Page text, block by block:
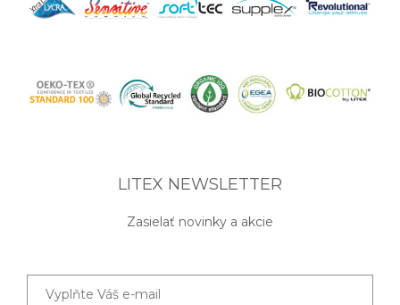
LITEX NEWSLETTER
Zasielať novinky a akcie